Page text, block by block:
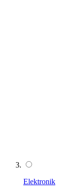
Elektronik